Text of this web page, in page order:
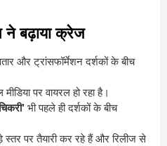
ने बढ़ाया क्रेज
और ट्रांसफॉर्मेशन दर्शकों के बीच
पर वायरल हो रहा है।
भी पहले ही दर्शकों के बीच
पर तैयारी कर रहे हैं और रिलीज से